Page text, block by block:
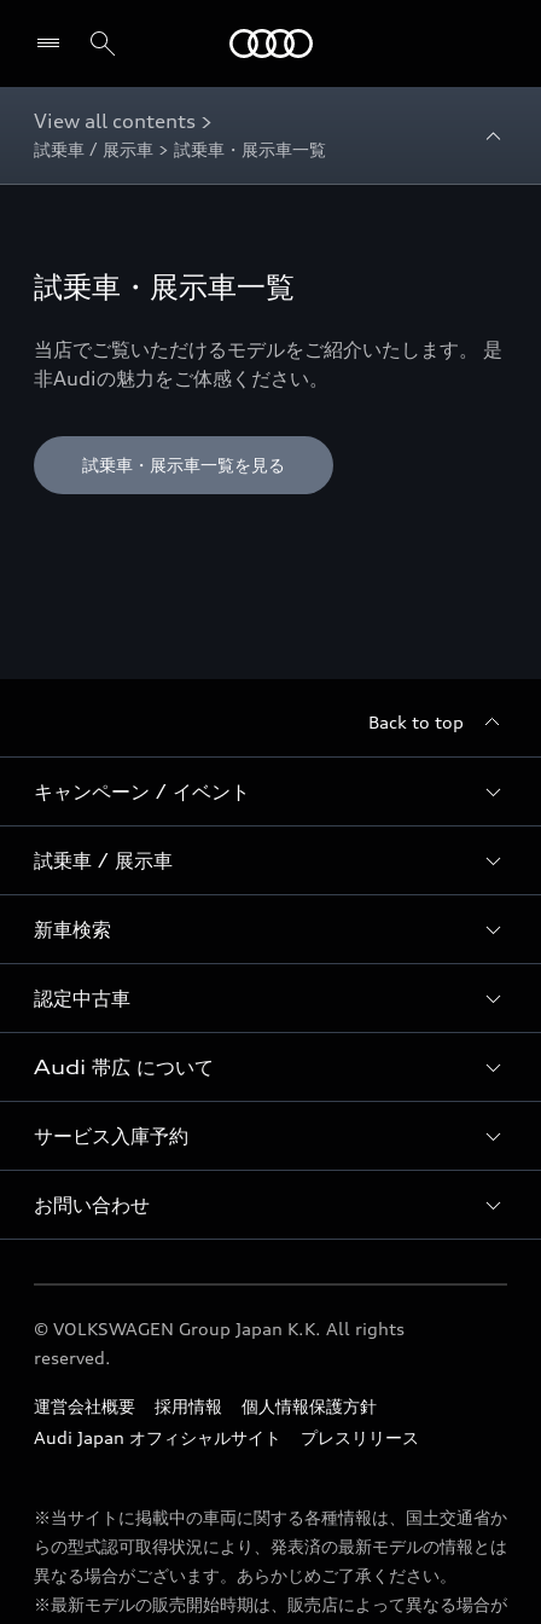
View all contents >
試乗車 / 展示車 > 試乗車・展示車一覧
試乗車・展示車一覧
当店でご覧いただけるモデルをご紹介いたします。 是
非Audiの魅力をご体感ください。
試乗車・展示車一覧を見る
Back to top
キャンペーン / イベント
全国統一イベント
ディーラー独自イベント
試乗車 / 展示車
試乗予約
試乗車・展示車一覧
新車検索
新車検索
認定中古車
Audi認定中古車検索
Audi 帯広 について
Audi 帯広 店舗情報
Audi 帯広 認定中古車コーナー
Audi 帯広 運営会社概要
Audi 帯広 公式LINEアカウント
冬期休暇のご案内
サービス入庫予約
Audi 帯広 サービス入庫予約
お問い合わせ
各種お問い合わせ
© VOLKSWAGEN Group Japan K.K. All rights
reserved.
運営会社概要 採用情報
個人情報保護方針
Audi Japan オフィシャルサイト
プレスリリース
※当サイトに掲載中の車両に関する各種情報は、国土交通省か
らの型式認可取得状況により、発表済の最新モデルの情報とは
異なる場合がございます。あらかじめご了承ください。
※最新モデルの販売開始時期は、販売店によって異なる場合が